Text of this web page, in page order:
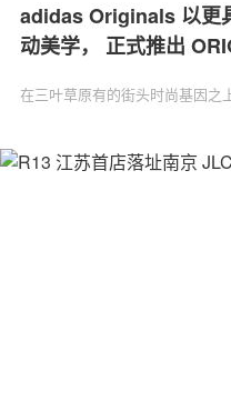
adidas Originals 以更
动美学， 正式推出
在三叶草原有的街头时尚基因之